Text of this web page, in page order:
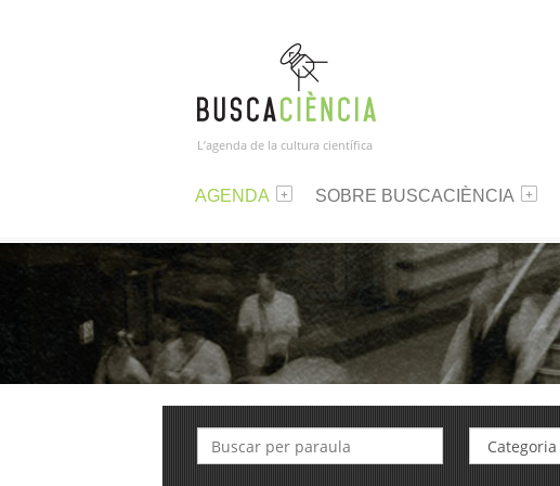
L’agenda de la cultura científica
AGENDA SOBRE BUSCACIÈNCIA